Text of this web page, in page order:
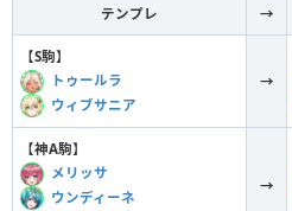
テンプレ →
【S駒】
トゥールラ
ウィブサニア
→
【神A駒】
メリッサ
ウンディーネ
→